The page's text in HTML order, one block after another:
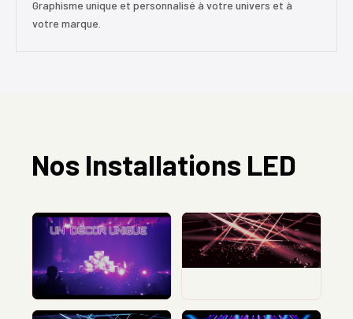
Graphisme unique et personnalisé à votre univers et à
votre marque.
Nos Installations LED